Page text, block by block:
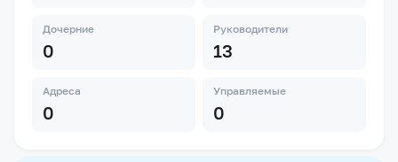
Дочерние
0
Руководители
13
Адреса
0
Управляемые
0